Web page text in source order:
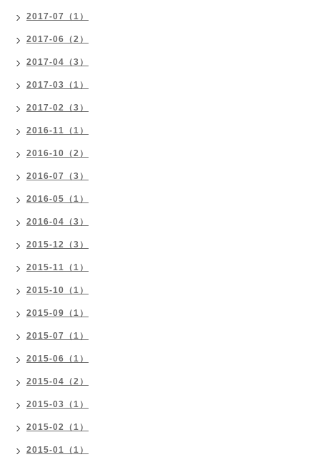
2017-07（1）
2017-06（2）
2017-04（3）
2017-03（1）
2017-02（3）
2016-11（1）
2016-10（2）
2016-07（3）
2016-05（1）
2016-04（3）
2015-12（3）
2015-11（1）
2015-10（1）
2015-09（1）
2015-07（1）
2015-06（1）
2015-04（2）
2015-03（1）
2015-02（1）
2015-01（1）